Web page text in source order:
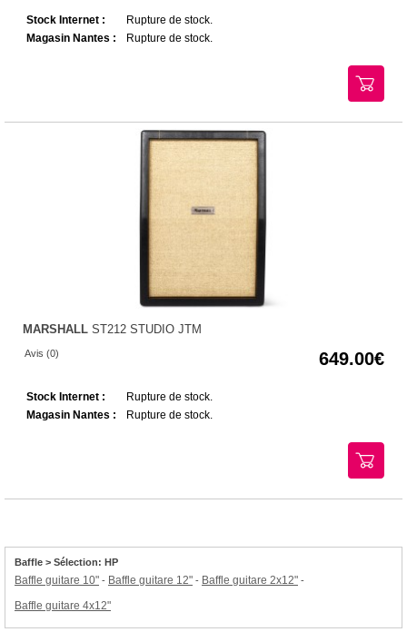
Stock Internet :
Rupture de stock.
Magasin Nantes :
Rupture de stock.
MARSHALL ST212 STUDIO JTM
Avis (0) 649.00
Stock Internet :
Rupture de stock.
Magasin Nantes :
Rupture de stock.
Baffle > Sélection: HP
Baffle guitare 10" - Baffle guitare 12" - Baffle guitare 2x12" -
Baffle guitare 4x12"